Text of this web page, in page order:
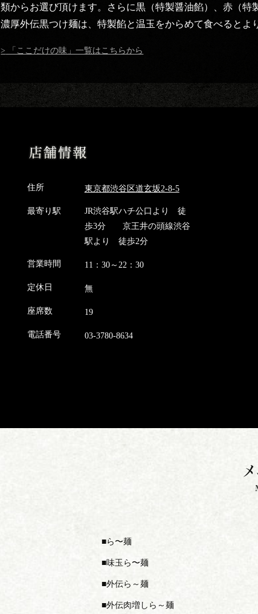
類からお選び頂けます。さらに黒（特製醤油餡）、赤（
濃厚外伝黒つけ麺は、特製餡と温玉をからめて食べるとよ
「ここだけの味」一覧はこちらから
住所 東京都渋谷区道玄坂2-8-5
最寄り駅
JR渋谷駅ハチ公口より 徒
歩3分 京王井の頭線渋谷
駅より 徒歩2分
営業時間 11：30～22：30
定休日 無
座席数 19
電話番号 03-3780-8634
ら〜麺
味玉ら〜麺
外伝ら～麺
外伝肉増しら～麺